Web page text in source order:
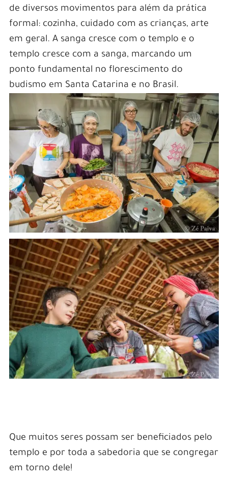
de diversos movimentos para além da prática
formal: cozinha, cuidado com as crianças, arte
em geral. A sanga cresce com o templo e o
templo cresce com a sanga, marcando um
ponto fundamental no florescimento do
budismo em Santa Catarina e no Brasil.
Que muitos seres possam ser beneficiados pelo
templo e por toda a sabedoria que se congregar
em torno dele!